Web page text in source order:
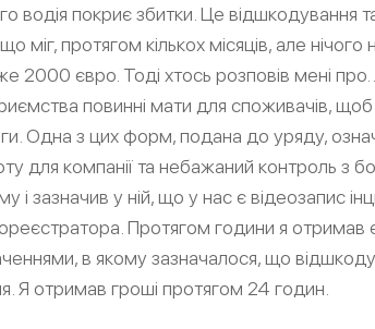
водія покриє збитки. Це відшкодування
міг, протягом кількох місяців, але
2000 євро. Тоді хтось розповів мені
повинні мати для споживачів,
Одна з цих форм, подана до уряду,
для компанії та небажаний контроль з
і зазначив у ній, що у нас є відеозапис
Протягом години я отримав
в якому зазначалося, що
Я отримав гроші протягом 24 годин.